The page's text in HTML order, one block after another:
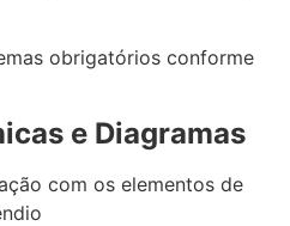
obrigatórios conforme
e Diagramas
com os elementos de